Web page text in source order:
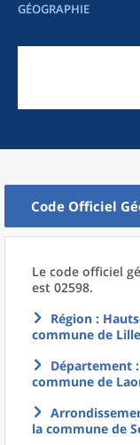
GÉOGRAPHIE
Code Officiel
Le code officiel
est 02598.
Région :
commune de
Département
commune de
la commune de